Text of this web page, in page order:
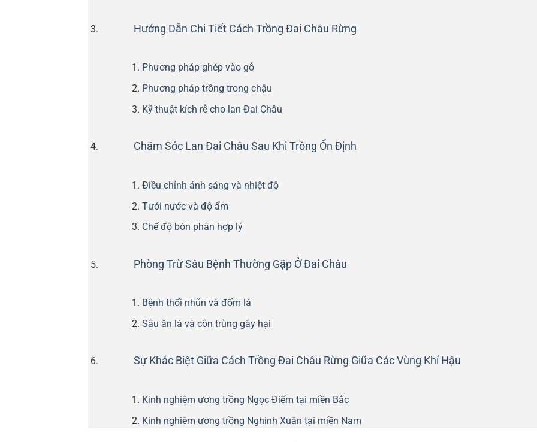
Hướng Dẫn Chi Tiết Cách Trồng Đai Châu Rừng
Phương pháp ghép vào gỗ
Phương pháp trồng trong chậu
Kỹ thuật kích rễ cho lan Đai Châu
Chăm Sóc Lan Đai Châu Sau Khi Trồng Ổn Định
Điều chỉnh ánh sáng và nhiệt độ
Tưới nước và độ ẩm
Chế độ bón phân hợp lý
Phòng Trừ Sâu Bệnh Thường Gặp Ở Đai Châu
Bệnh thối nhũn và đốm lá
Sâu ăn lá và côn trùng gây hại
Sự Khác Biệt Giữa Cách Trồng Đai Châu Rừng Giữa Các Vùng Khí Hậu
Kinh nghiệm ương trồng Ngọc Điểm tại miền Bắc
Kinh nghiệm ương trồng Nghinh Xuân tại miền Nam